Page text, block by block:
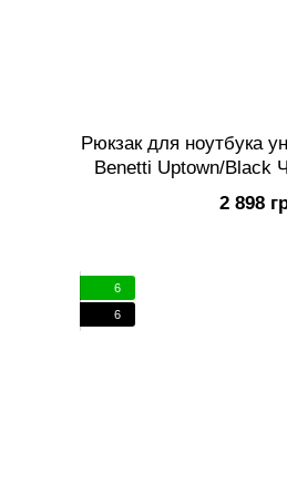
Рюкзак для ноутбука
Benetti Uptown/Black
001)
2 898
6
6